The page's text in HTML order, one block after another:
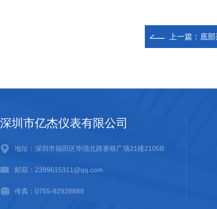
上一篇： 底
深圳市亿杰仪表有限公司
地址：深圳市福田区华强北路赛格广场21楼2105B
邮箱：2399615311@qq.com
传真：0755-82928889